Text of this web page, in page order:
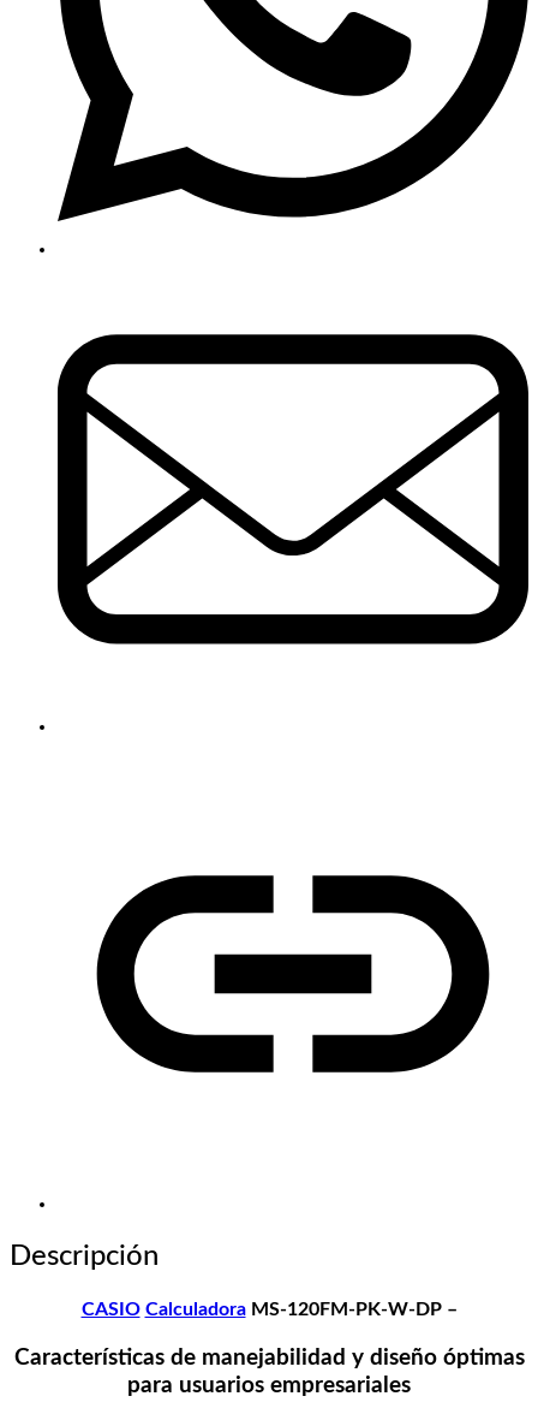
Descripción
CASIO CalculadoraMS-120FM-PK-W-DP –
Características de manejabilidad y diseño óptimas
para usuarios empresariales